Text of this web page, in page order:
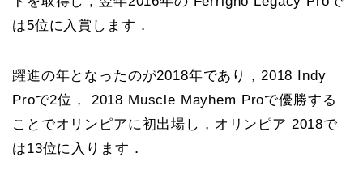
は5位に入賞します．
躍進の年となったのが2018年であり，2018 Indy
Proで2位， 2018 Muscle Mayhem Proで優勝する
ことでオリンピアに初出場し，オリンピア 2018で
は13位に入ります．